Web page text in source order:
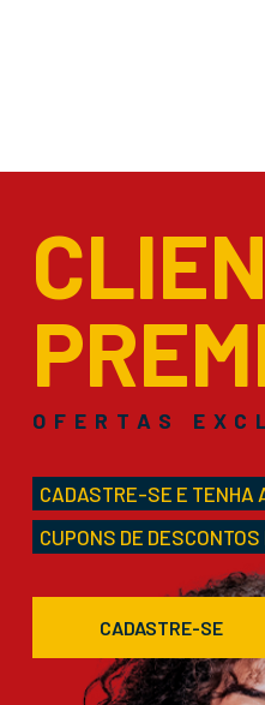
OFERTAS
CADASTRE-SE E TENHA
CUPONS DE
CADASTRE-SE